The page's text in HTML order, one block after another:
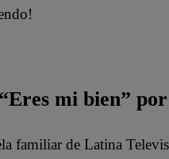
mi bien”
familiar de Latina